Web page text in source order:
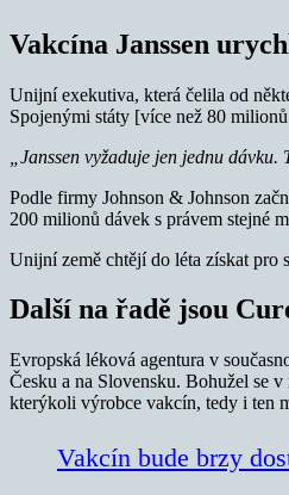
Vakcína Janssen
Unijní exekutiva, která čelila od
Spojenými státy [více než 80
„Janssen vyžaduje jen jednu
Podle firmy Johnson & Johnson
200 milionů dávek s právem stejné
Unijní země chtějí do léta získat pro
Další na řadě jsou
Evropská léková agentura v
Česku a na Slovensku. Bohužel se
kterýkoli výrobce vakcín, tedy i ten
Vakcín bude brzy